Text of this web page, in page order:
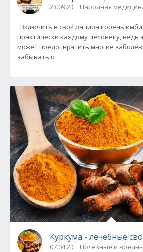
23.09.20 Народная
Включить в свой рацион корень
практически каждому человеку, ведь
может предотвратить многие
забывать о
Куркума - лечебные
07.04.20 Полезные и